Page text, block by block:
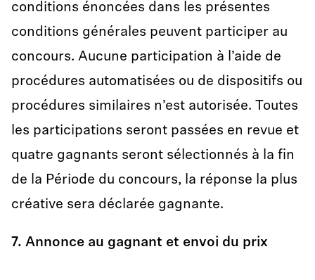
conditions énoncées dans les présentes
conditions générales peuvent participer au
concours. Aucune participation à l’aide de
procédures automatisées ou de dispositifs ou
procédures similaires n’est autorisée. Toutes
les participations seront passées en revue et
quatre gagnants seront sélectionnés à la fin
de la Période du concours, la réponse la plus
créative sera déclarée gagnante.
7. Annonce au gagnant et envoi du prix